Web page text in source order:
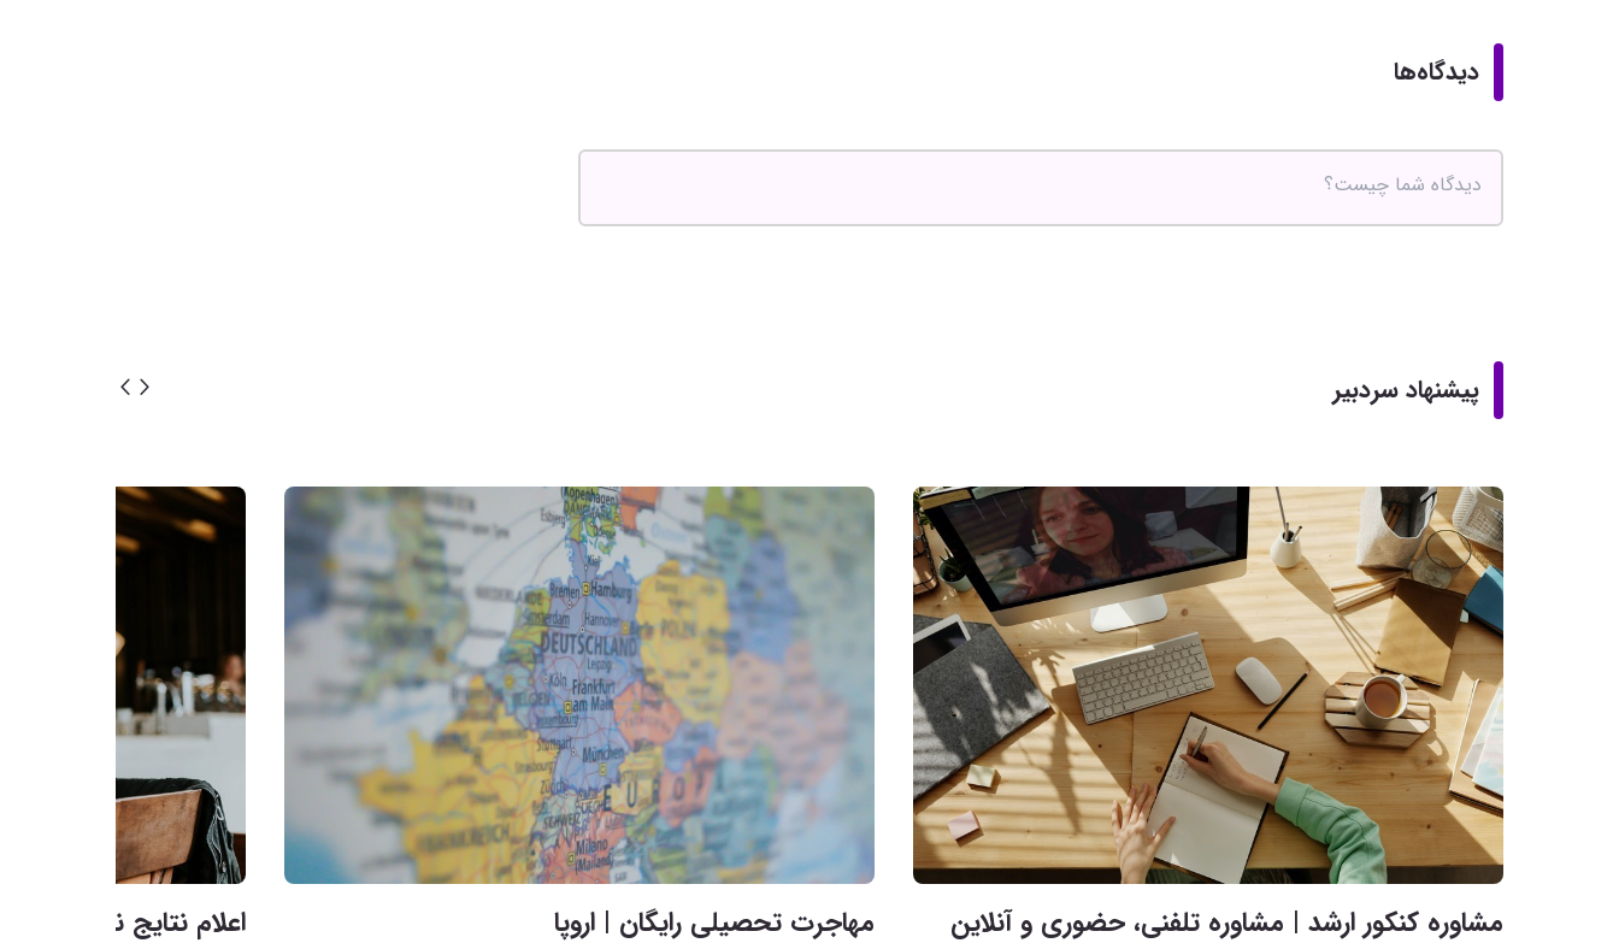
دیدگاه‌ها
پیشنهاد سردبیر
مشاوره کنکور ارشد | مشاوره تلفنی، حضوری و آنلاین
مهاجرت تحصیلی رایگان | اروپا